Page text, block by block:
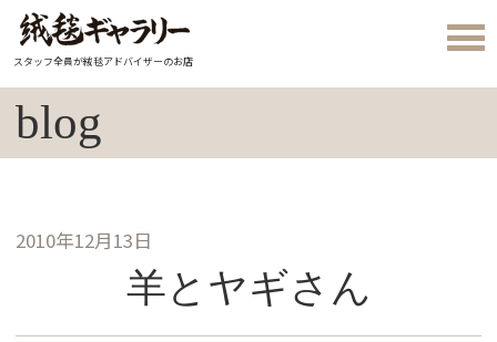
スタッフ全員が絨毯アドバイザーのお店
blog
2010年12月13日
羊とヤギさん